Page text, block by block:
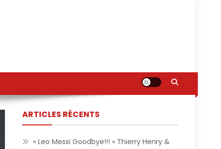
ARTICLES RÉCENTS
« Leo Messi Goodbye!!! » Thierry Henry &